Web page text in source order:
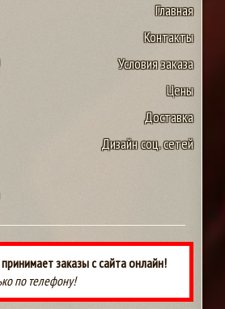
Главная
Контакты
Условия заказа
Цены
Доставка
Дизайн соц. сетей
заказы с сайта онлайн!
по телефону!